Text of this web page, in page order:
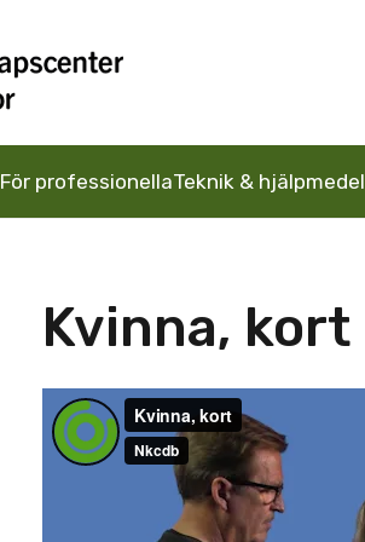
För professionellaTeknik & hjälpmedel
Kvinna, kort